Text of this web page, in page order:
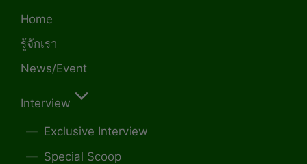
Home
รู้จักเรา
News/Event
Interview
Exclusive Interview
Special Scoop